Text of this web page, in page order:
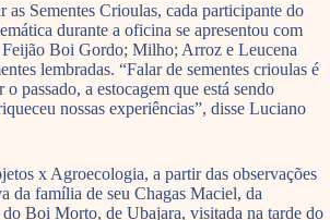
as Sementes Crioulas, cada participante do
durante a oficina se apresentou com
Feijão Boi Gordo; Milho; Arroz e Leucena
lembradas. “Falar de sementes crioulas é
passado, a estocagem que está sendo
nossas experiências”, disse Luciano
x Agroecologia, a partir das observações
da família de seu Chagas Maciel, da
Boi Morto, de Ubajara, visitada na tarde do